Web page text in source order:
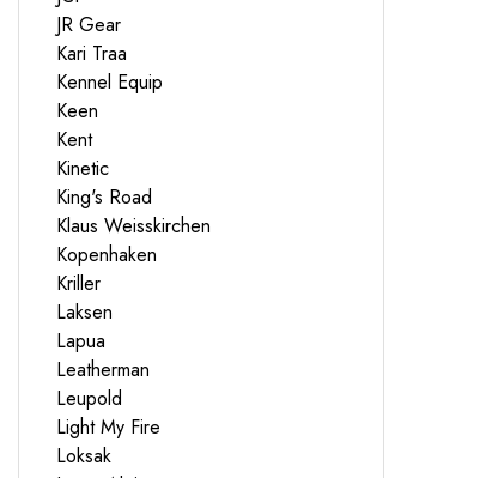
JR Gear
Kari Traa
Kennel Equip
Keen
Kent
Kinetic
King's Road
Klaus Weisskirchen
Kopenhaken
Kriller
Laksen
Lapua
Leatherman
Leupold
Light My Fire
Loksak